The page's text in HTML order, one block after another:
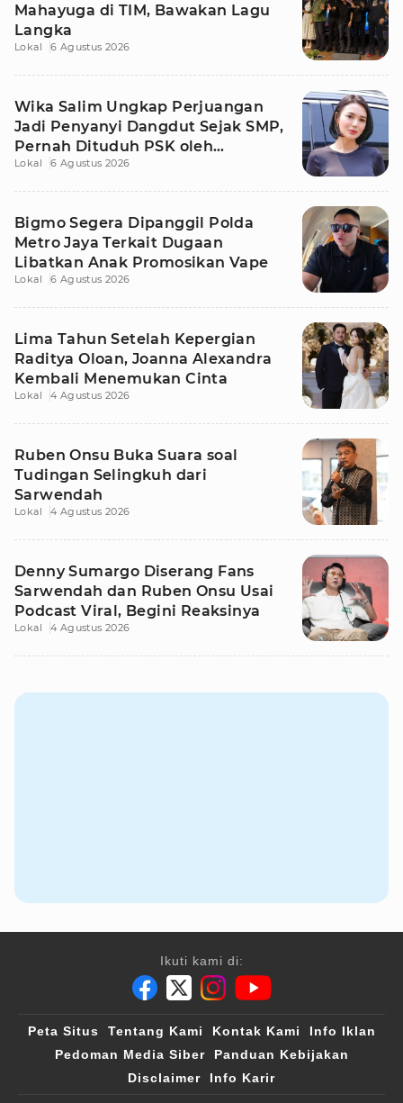
Mahayuga di TIM, Bawakan Lagu
Langka
Lokal 6 Agustus 2026
Wika Salim Ungkap Perjuangan
Jadi Penyanyi Dangdut Sejak SMP,
Pernah Dituduh PSK oleh
Tetangga
Lokal 6 Agustus 2026
Bigmo Segera Dipanggil Polda
Metro Jaya Terkait Dugaan
Libatkan Anak Promosikan Vape
Lokal 6 Agustus 2026
Lima Tahun Setelah Kepergian
Raditya Oloan, Joanna Alexandra
Kembali Menemukan Cinta
Lokal 4 Agustus 2026
Ruben Onsu Buka Suara soal
Tudingan Selingkuh dari
Sarwendah
Lokal 4 Agustus 2026
Denny Sumargo Diserang Fans
Sarwendah dan Ruben Onsu Usai
Podcast Viral, Begini Reaksinya
Lokal 4 Agustus 2026
Ikuti kami di:
Peta Situs Tentang Kami Kontak Kami
Info Iklan
Pedoman Media Siber
Panduan Kebijakan
Disclaimer
Info Karir